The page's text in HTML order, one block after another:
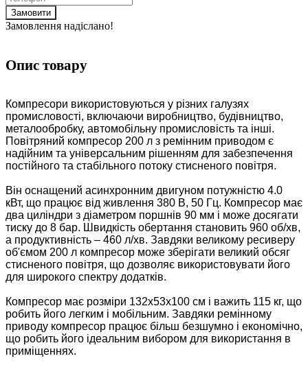
Замовити
Замовлення надіслано!
Опис товару
Компресори використовуються у різних галузях
промисловості, включаючи виробництво, будівництво,
металообробку, автомобільну промисловість та інші.
Повітряний компресор 200 л з ремінним приводом є
надійним та універсальним рішенням для забезпечення
постійного та стабільного потоку стисненого повітря.
Він оснащений асинхронним двигуном потужністю 4.0
кВт, що працює від живлення 380 В, 50 Гц. Компресор має
два циліндри з діаметром поршнів 90 мм і може досягати
тиску до 8 бар. Швидкість обертання становить 960 об/хв,
а продуктивність – 460 л/хв. Завдяки великому ресиверу
об'ємом 200 л компресор може зберігати великий обсяг
стисненого повітря, що дозволяє використовувати його
для широкого спектру додатків.
Компресор має розміри 132х53х100 см і важить 115 кг, що
робить його легким і мобільним. Завдяки ремінному
приводу компресор працює більш безшумно і економічно,
що робить його ідеальним вибором для використання в
приміщеннях.